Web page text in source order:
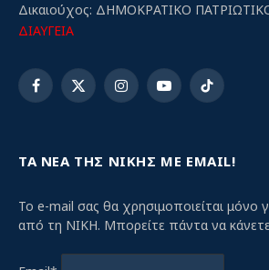
Δικαιούχος: ΔΗΜΟΚΡΑΤΙΚΟ
ΔΙΑΥΓΕΙΑ
Facebook
X
InstagramYouTubeTikTok
ΤΑ ΝΕΑ ΤΗΣ ΝΙΚΗΣ ΜΕ EMAIL!
Το e-mail σας θα χρησιμοποιείται μόνο
από τη ΝΙΚΗ. Μπορείτε πάντα να